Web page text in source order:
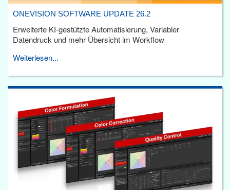
ONEVISION SOFTWARE UPDATE 26.2
Erweiterte KI-gestützte Automatisierung, Variabler
Datendruck und mehr Übersicht im Workflow
Weiterlesen...